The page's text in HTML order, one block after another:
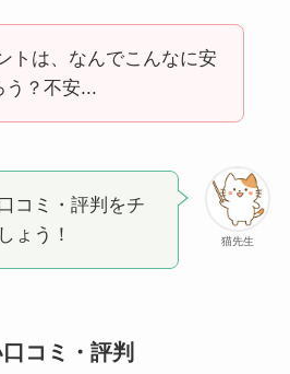
トは、なんでこんなに安
う？不安...
猫先生
コミ・評判をチ
ょう！
コミ・評判